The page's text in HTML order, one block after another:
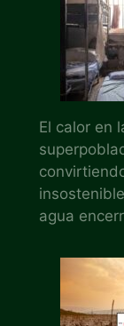
El calor en
agua